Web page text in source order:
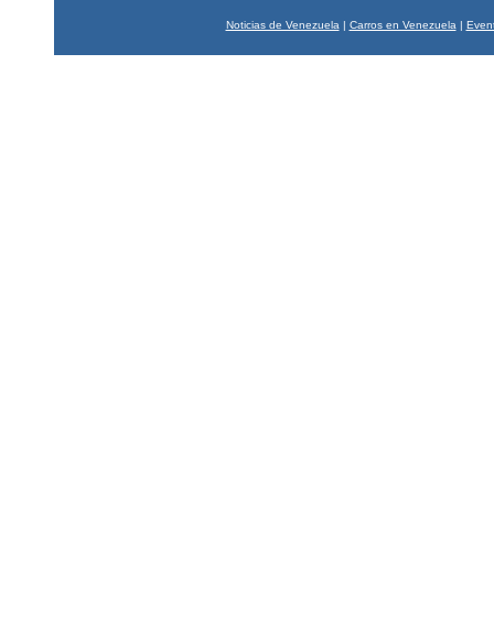
Noticias de Venezuela | Carros en Venezuela |